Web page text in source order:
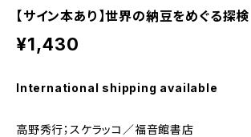
【サイン本あり】世界の納豆をめぐる探検
¥1,430
International shipping available
高野秀行；スケラッコ／福音館書店